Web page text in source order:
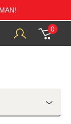
0